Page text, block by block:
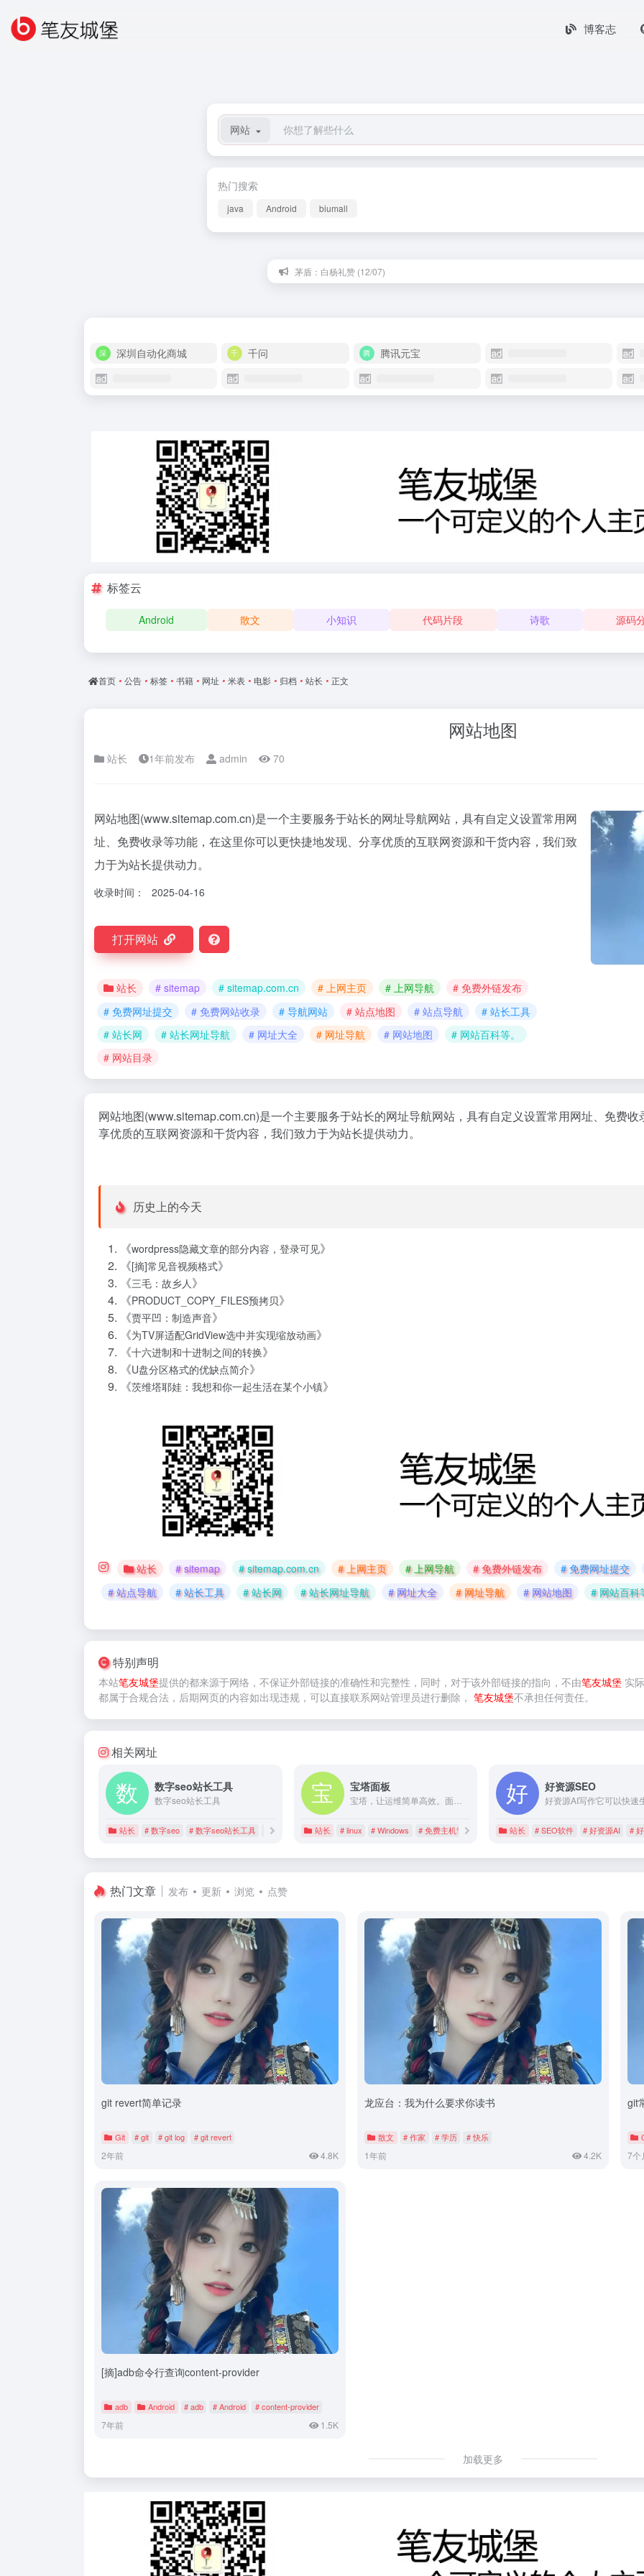
博客志
网站
热门搜索
java Android biumall
茅盾：白杨礼赞 (12/07)
深圳自动化商城 千问 腾讯元宝
标签云
Android 散文 小知识 代码片段 诗歌 源码
首页 • 公告 • 标签 • 书籍 • 网址 • 米表 • 电影 • 归档 • 站长 • 正文
网站地图
站长 1年前发布 admin 70
网站地图(www.sitemap.com.cn)是一个主要服务于站长的网址导航网站，具有自定义设置常用网
址、免费收录等功能，在这里你可以更快捷地发现、分享优质的互联网资源和干货内容，我们致
力于为站长提供动力。
收录时间： 2025-04-16
打开网站
站长 # sitemap # sitemap.com.cn # 上网主页 # 上网导航
# 免费外链发布
# 免费网址提交
# 免费网站收录 # 导航网站 # 站点地图 # 站点导航
# 站长工具
# 站长网
# 站长网址导航 # 网址大全 # 网址导航 # 网站地图
# 网站百科等。
# 网站目录
网站地图(www.sitemap.com.cn)是一个主要服务于站长的网址导航网站，具有自定义设置常用网址、免费
享优质的互联网资源和干货内容，我们致力于为站长提供动力。
历史上的今天
《wordpress隐藏文章的部分内容，登录可见》
《[摘]常见音视频格式》
《三毛：故乡人》
《PRODUCT_COPY_FILES预拷贝》
《贾平凹：制造声音》
《为TV屏适配GridView选中并实现缩放动画》
《十六进制和十进制之间的转换》
《U盘分区格式的优缺点简介》
《茨维塔耶娃：我想和你一起生活在某个小镇》
站长 # sitemap # sitemap.com.cn # 上网主页 # 上网导航 # 免费外链发布
# 免费网址提交
# 站点导航
# 站长工具 # 站长网 # 站长网址导航 # 网址大全 # 网址导航 # 网站地图 # 网站百科
特别声明
本站笔友城堡提供的都来源于网络，不保证外部链接的准确性和完整性，同时，对于该外部链接的指向，不由笔友城堡 实
都属于合规合法，后期网页的内容如出现违规，可以直接联系网站管理员进行删除， 笔友城堡不承担任何责任。
相关网址
数字seo站长工具
数字seo站长工具
站长 # 数字seo # 数字seo站长工具 # 站长工具
宝塔面板
站长 # linux # Windows # 免费主机管理系统
好资源SEO
站长 # SEO软件 # 好资源AI #
热门文章 发布 更新 浏览 点赞
git revert简单记录
Git # git # git log # git revert
2年前 4.8K
龙应台：我为什么要求你读书
散文 # 作家 # 学历 # 快乐
1年前 4.2K
git
7个
[摘]adb命令行查询content-provider
adb Android # adb # Android # content-provider
7年前 1.5K
加载更多